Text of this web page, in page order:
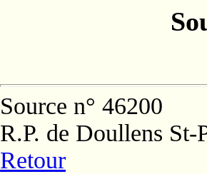
Source n° 46200
R.P. de Doullens St-
Retour